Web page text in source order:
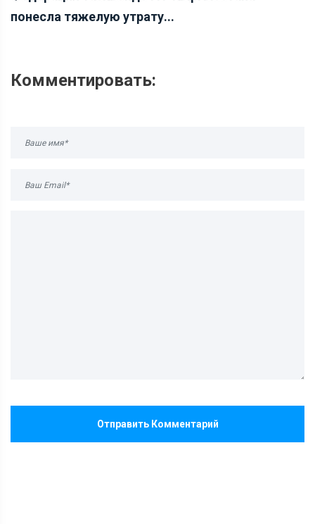
понесла тяжелую утрату...
Комментировать:
Отправить Комментарий